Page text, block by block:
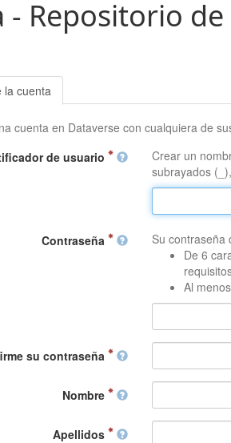
- Repositorio
la cuenta
cuenta en Dataverse con cualquiera de
de usuario
Crear un
subrayados
Contraseña
Su contraseña
De 6
Al
su contraseña
Nombre
Apellidos